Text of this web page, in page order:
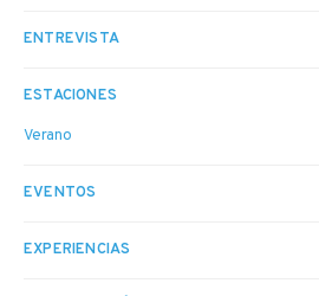
ENTREVISTA
ESTACIONES
Verano
EVENTOS
EXPERIENCIAS